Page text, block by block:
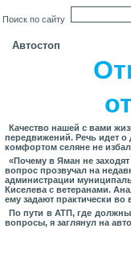
Поиск по сайту
Автостоп
Качество нашей с вами
передвижений. Речь идет о
комфортом селяне не
«Почему в Яман не
вопрос прозвучал на
администрации
Киселева с ветеранами.
ему задают практически во
По пути в АТП, где должны
вопросы, я заглянул на